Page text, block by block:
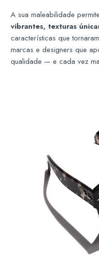
A sua maleabilidade
vibrantes, texturas
características que
marcas e designers que
qualidade — e cada vez